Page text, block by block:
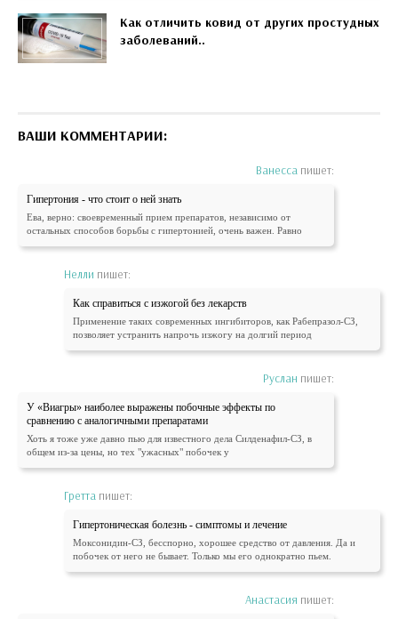
Как отличить ковид от других простудных
заболеваний..
ВАШИ КОММЕНТАРИИ:
Ванесса пишет:
Гипертония - что стоит о ней знать
Ева, верно: своевременный прием препаратов, независимо от
остальных способов борьбы с гипертонией, очень важен. Равно
Нелли пишет:
Как справиться с изжогой без лекарств
Применение таких современных ингибиторов, как Рабепразол-СЗ,
позволяет устранить напрочь изжогу на долгий период
Руслан пишет:
У «Виагры» наиболее выражены побочные эффекты по
сравнению с аналогичными препаратами
Хоть я тоже уже давно пью для известного дела Силденафил-СЗ, в
общем из-за цены, но тех "ужасных" побочек у
Гретта пишет:
Гипертоническая болезнь - симптомы и лечение
Моксонидин-СЗ, бесспорно, хорошее средство от давления. Да и
побочек от него не бывает. Только мы его однократно пьем.
Анастасия пишет: